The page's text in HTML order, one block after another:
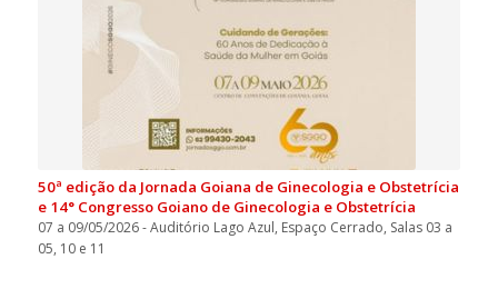
50ª edição da Jornada Goiana de Ginecologia e Obstetrícia
e 14° Congresso Goiano de Ginecologia e Obstetrícia
07 a 09/05/2026 - Auditório Lago Azul, Espaço Cerrado, Salas 03 a
05, 10 e 11